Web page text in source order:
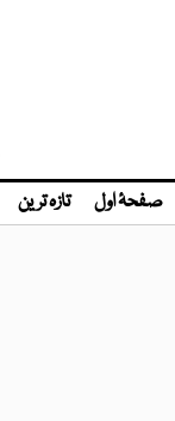
صفحۂ اول تازہ ترین